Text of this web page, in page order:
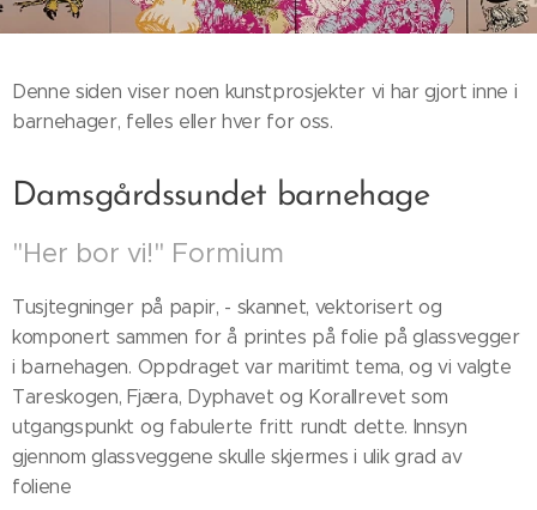
Denne siden viser noen kunstprosjekter vi har gjort inne i
barnehager, felles eller hver for oss.
Damsgårdssundet barnehage
"Her bor vi!" Formium
Tusjtegninger på papir, - skannet, vektorisert og
komponert sammen for å printes på folie på glassvegger
i barnehagen. Oppdraget var maritimt tema, og vi valgte
Tareskogen, Fjæra, Dyphavet og Korallrevet som
utgangspunkt og fabulerte fritt rundt dette. Innsyn
gjennom glassveggene skulle skjermes i ulik grad av
foliene